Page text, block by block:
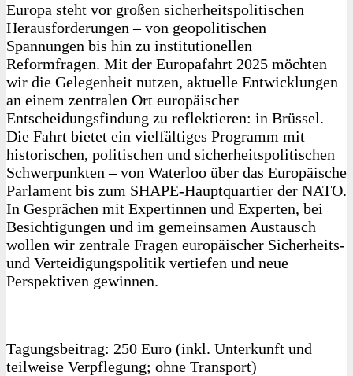
Europa steht vor großen sicherheitspolitischen
Herausforderungen – von geopolitischen
Spannungen bis hin zu institutionellen
Reformfragen. Mit der Europafahrt 2025 möchten
wir die Gelegenheit nutzen, aktuelle Entwicklungen
an einem zentralen Ort europäischer
Entscheidungsfindung zu reflektieren: in Brüssel.
Die Fahrt bietet ein vielfältiges Programm mit
historischen, politischen und sicherheitspolitischen
Schwerpunkten – von Waterloo über das Europäische
Parlament bis zum SHAPE-Hauptquartier der NATO.
In Gesprächen mit Expertinnen und Experten, bei
Besichtigungen und im gemeinsamen Austausch
wollen wir zentrale Fragen europäischer Sicherheits-
und Verteidigungspolitik vertiefen und neue
Perspektiven gewinnen.
Tagungsbeitrag: 250 Euro (inkl. Unterkunft und
teilweise Verpflegung; ohne Transport)